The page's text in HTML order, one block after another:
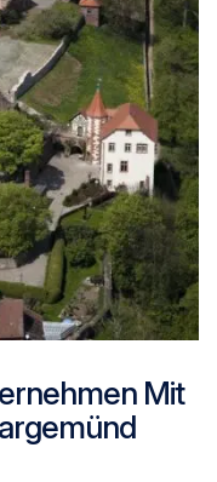
Mit